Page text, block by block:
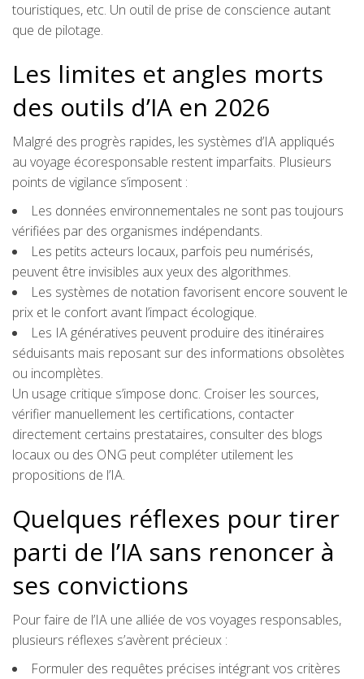
touristiques, etc. Un outil de prise de conscience autant
que de pilotage.
Les limites et angles morts
des outils d’IA en 2026
Malgré des progrès rapides, les systèmes d’IA appliqués
au voyage écoresponsable restent imparfaits. Plusieurs
points de vigilance s’imposent :
Les données environnementales ne sont pas toujours
vérifiées par des organismes indépendants.
Les petits acteurs locaux, parfois peu numérisés,
peuvent être invisibles aux yeux des algorithmes.
Les systèmes de notation favorisent encore souvent le
prix et le confort avant l’impact écologique.
Les IA génératives peuvent produire des itinéraires
séduisants mais reposant sur des informations obsolètes
ou incomplètes.
Un usage critique s’impose donc. Croiser les sources,
vérifier manuellement les certifications, contacter
directement certains prestataires, consulter des blogs
locaux ou des ONG peut compléter utilement les
propositions de l’IA.
Quelques réflexes pour tirer
parti de l’IA sans renoncer à
ses convictions
Pour faire de l’IA une alliée de vos voyages responsables,
plusieurs réflexes s’avèrent précieux :
Formuler des requêtes précises intégrant vos critères